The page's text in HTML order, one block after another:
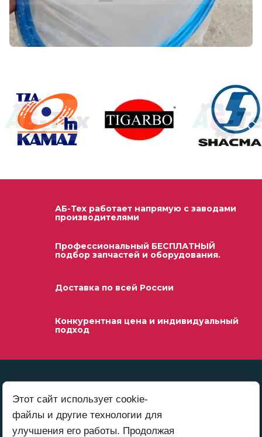
АБ-Тех работает напрямую с заводами
производителями
Профессиональный БЕСПЛАТНЫЙ
подбор запчастей и оборудования.
Доставка по всей России
Конкурентная цена и индивидуальный
подход
Этот сайт использует cookie-
файлы и другие технологии для
улучшения его работы. Продолжая